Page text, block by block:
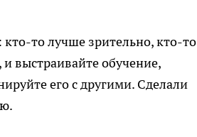
то лучше зрительно, кто-то
выстраивайте обучение,
его с другими. Сделали